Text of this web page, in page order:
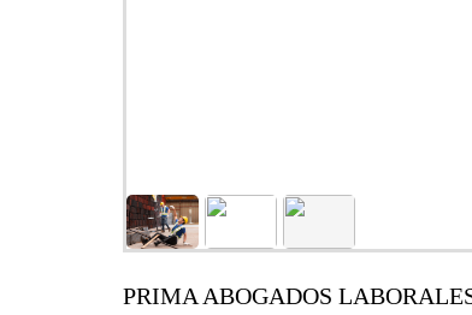
PRIMA ABOGADOS